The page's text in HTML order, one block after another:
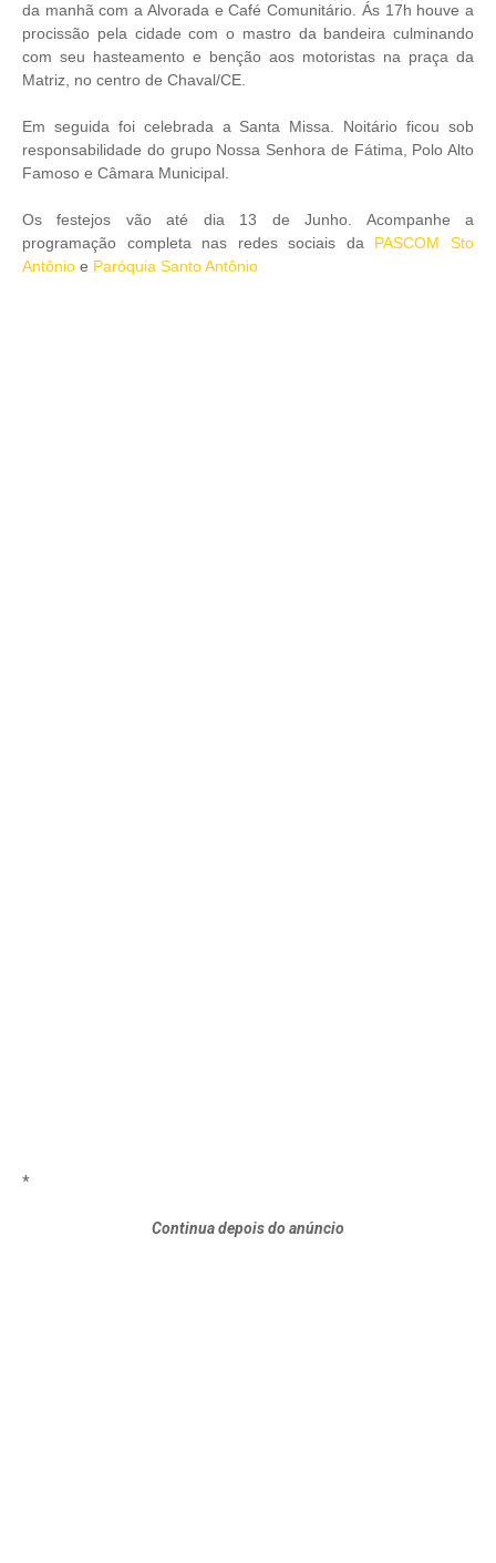
da manhã com a Alvorada e Café Comunitário. Ás 17h houve a
procissão pela cidade com o mastro da bandeira culminando
com seu hasteamento e benção aos motoristas na praça da
Matriz, no centro de Chaval/CE.
Em seguida foi celebrada a Santa Missa. Noitário ficou sob
responsabilidade do grupo Nossa Senhora de Fátima, Polo Alto
Famoso e Câmara Municipal.
Os festejos vão até dia 13 de Junho. Acompanhe a
programação completa nas redes sociais da PASCOM Sto
Antônio e Paróquia Santo Antônio
*
Continua depois do anúncio